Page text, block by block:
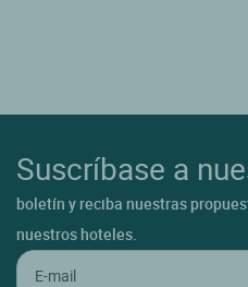
Suscríbase a
boletín y reciba nuestras
nuestros hoteles.